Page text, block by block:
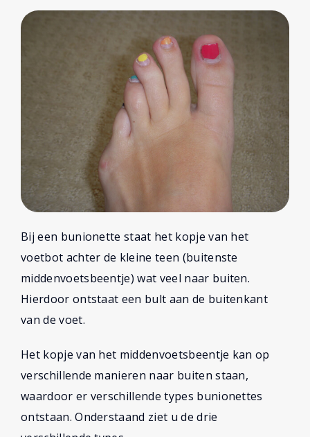
Bij een bunionette staat het kopje van het
voetbot achter de kleine teen (buitenste
middenvoetsbeentje) wat veel naar buiten.
Hierdoor ontstaat een bult aan de buitenkant
van de voet.
Het kopje van het middenvoetsbeentje kan op
verschillende manieren naar buiten staan,
waardoor er verschillende types bunionettes
ontstaan. Onderstaand ziet u de drie